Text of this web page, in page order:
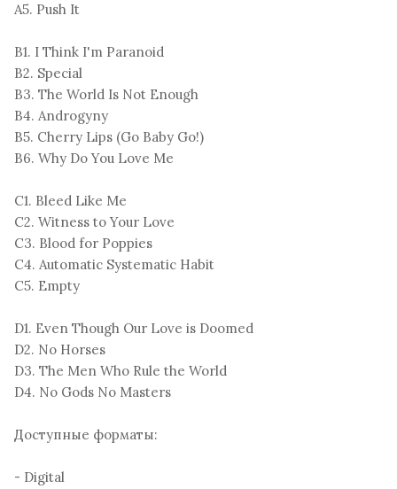
A5. Push It
B1. I Think I'm Paranoid
B2. Special
B3. The World Is Not Enough
B4. Androgyny
B5. Cherry Lips (Go Baby Go!)
B6. Why Do You Love Me
C1. Bleed Like Me
C2. Witness to Your Love
C3. Blood for Poppies
C4. Automatic Systematic Habit
C5. Empty
D1. Even Though Our Love is Doomed
D2. No Horses
D3. The Men Who Rule the World
D4. No Gods No Masters
Доступные форматы:
- Digital